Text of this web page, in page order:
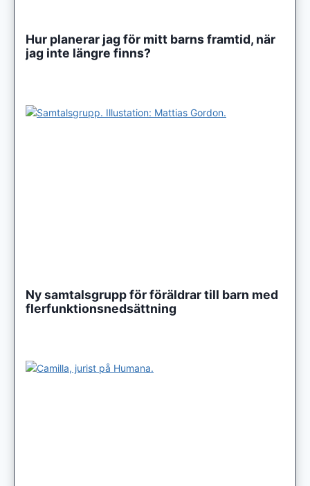
Hur planerar jag för mitt barns framtid, när
jag inte längre finns?
Ny samtalsgrupp för föräldrar till barn med
flerfunktionsnedsättning